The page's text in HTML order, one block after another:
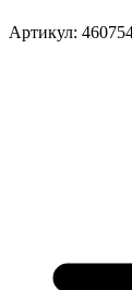
Артикул: